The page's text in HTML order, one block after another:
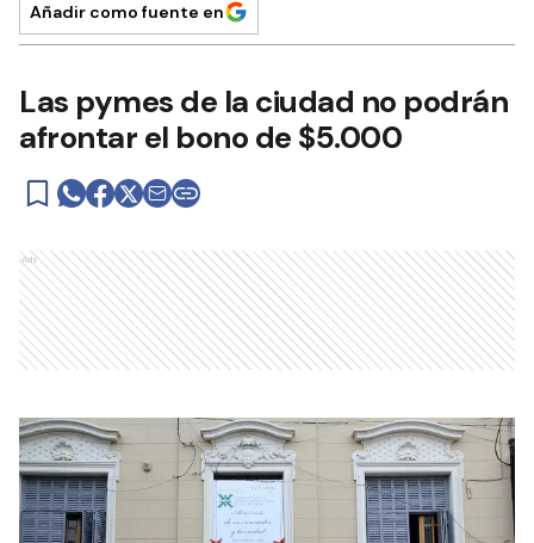
Añadir como fuente en
Las pymes de la ciudad no podrán
afrontar el bono de $5.000
Ads